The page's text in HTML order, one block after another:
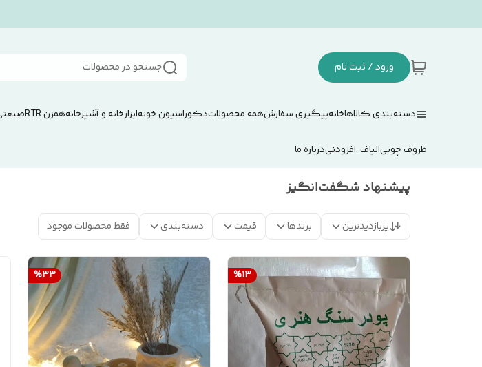
ورود / ثبت نام جستجو در محصولات
دسته‌بندی کالاهاخانهپیگیری سفارشهمه محصولاتدکوراسیون خونهابزارخانه و آشپزخانههمزن RTRصنعتی
ظروف چوبیالیاف .افزودنیدرباره ما
پیشنهاد شگفت‌انگیز
پربازدیدترین برندها قیمت دسته‌بندی فقط محصولات موجود
%13
%33